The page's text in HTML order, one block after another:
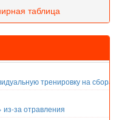
таблица
тренировку на
из-за отравления